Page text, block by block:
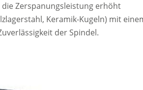
Zerspanungsleistung erhöht
Keramik-Kugeln) mit
der Spindel.